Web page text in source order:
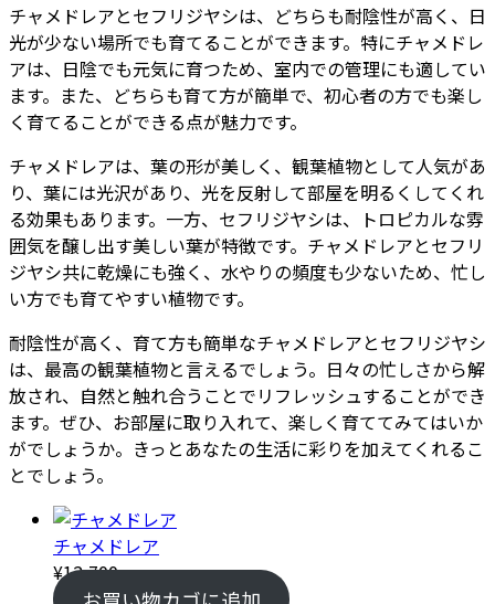
チャメドレアとセフリジヤシは、どちらも耐陰性が高く、日
光が少ない場所でも育てることができます。特にチャメドレ
アは、日陰でも元気に育つため、室内での管理にも適してい
ます。また、どちらも育て方が簡単で、初心者の方でも楽し
く育てることができる点が魅力です。
チャメドレアは、葉の形が美しく、観葉植物として人気があ
り、葉には光沢があり、光を反射して部屋を明るくしてくれ
る効果もあります。一方、セフリジヤシは、トロピカルな雰
囲気を醸し出す美しい葉が特徴です。チャメドレアとセフリ
ジヤシ共に乾燥にも強く、水やりの頻度も少ないため、忙し
い方でも育てやすい植物です。
耐陰性が高く、育て方も簡単なチャメドレアとセフリジヤシ
は、最高の観葉植物と言えるでしょう。日々の忙しさから解
放され、自然と触れ合うことでリフレッシュすることができ
ます。ぜひ、お部屋に取り入れて、楽しく育ててみてはいか
がでしょうか。きっとあなたの生活に彩りを加えてくれるこ
とでしょう。
チャメドレア
¥12,700